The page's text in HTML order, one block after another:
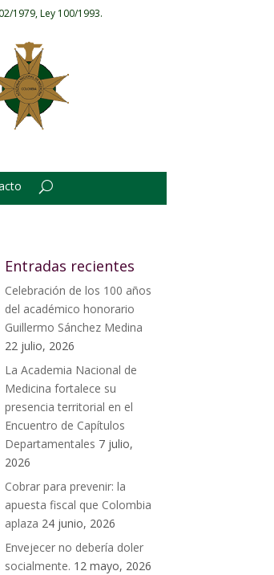
1979, Ley 100/1993.
Entradas recientes
Celebración de los 100 años
del académico honorario
Guillermo Sánchez Medina
22 julio, 2026
La Academia Nacional de
Medicina fortalece su
presencia territorial en el
Encuentro de Capítulos
Departamentales 7 julio,
2026
Cobrar para prevenir: la
apuesta fiscal que Colombia
aplaza 24 junio, 2026
Envejecer no debería doler
socialmente. 12 mayo, 2026